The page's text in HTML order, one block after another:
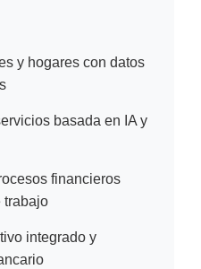
y hogares con datos
basada en IA y
financieros
trabajo
integrado y